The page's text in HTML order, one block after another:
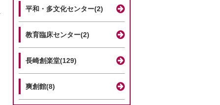
平和・多文化センター(2)
教育臨床センター(2)
長崎創楽堂(129)
爽創館(8)